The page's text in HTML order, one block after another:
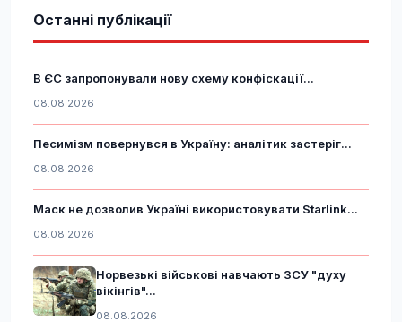
Останні публікації
В ЄС запропонували нову схему конфіскації...
08.08.2026
Песимізм повернувся в Україну: аналітик застеріг...
08.08.2026
Маск не дозволив Україні використовувати Starlink...
08.08.2026
Норвезькі військові навчають ЗСУ "духу
вікінгів"...
08.08.2026